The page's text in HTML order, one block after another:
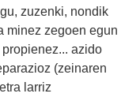
zuzenki, nondik
minez zegoen egun
azido
(zeinaren
larriz